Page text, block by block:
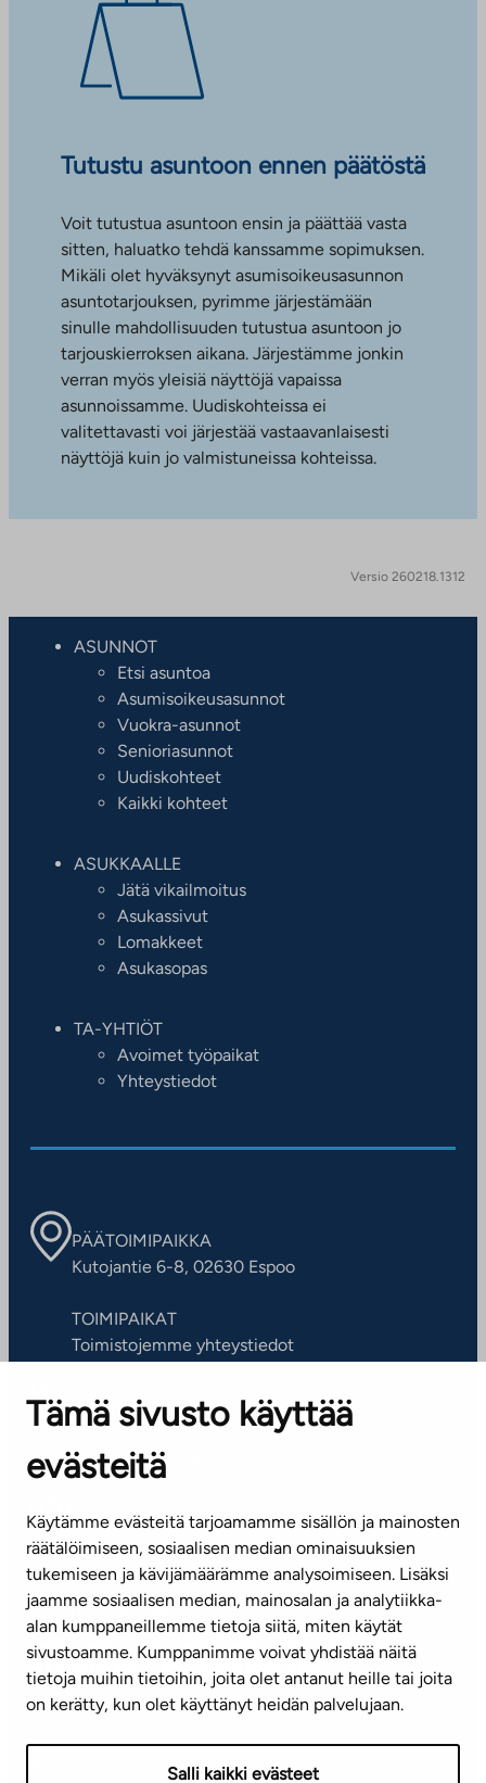
Tämä sivusto käyttää
evästeitä
Käytämme evästeitä tarjoamamme sisällön ja mainosten
räätälöimiseen, sosiaalisen median ominaisuuksien
tukemiseen ja kävijämäärämme analysoimiseen. Lisäksi
jaamme sosiaalisen median, mainosalan ja analytiikka-
alan kumppaneillemme tietoja siitä, miten käytät
sivustoamme. Kumppanimme voivat yhdistää näitä
tietoja muihin tietoihin, joita olet antanut heille tai joita
on kerätty, kun olet käyttänyt heidän palvelujaan.
Salli kaikki evästeet
Tutustu asuntoon ennen päätöstä
Voit tutustua asuntoon ensin ja päättää vasta
sitten, haluatko tehdä kanssamme sopimuksen.
Mikäli olet hyväksynyt asumisoikeusasunnon
asuntotarjouksen, pyrimme järjestämään
sinulle mahdollisuuden tutustua asuntoon jo
tarjouskierroksen aikana. Järjestämme jonkin
verran myös yleisiä näyttöjä vapaissa
asunnoissamme. Uudiskohteissa ei
valitettavasti voi järjestää vastaavanlaisesti
näyttöjä kuin jo valmistuneissa kohteissa.
Versio 260218.1312
ASUNNOT
Etsi asuntoa
Asumisoikeusasunnot
Vuokra-asunnot
Senioriasunnot
Uudiskohteet
Kaikki kohteet
ASUKKAALLE
Jätä vikailmoitus
Asukassivut
Lomakkeet
Asukasopas
TA-YHTIÖT
Avoimet työpaikat
Yhteystiedot
PÄÄTOIMIPAIKKA
Kutojantie 6-8, 02630 Espoo
TOIMIPAIKAT
Toimistojemme yhteystiedot
ASIAKASPALVELUKESKUS
Puh. 045 7734 3777
(arkisin klo 8-16)
info@ta.fi
Tilaa uutiskirje
Mediapankki
TietosuojaselosteSaavutettavuusseloste